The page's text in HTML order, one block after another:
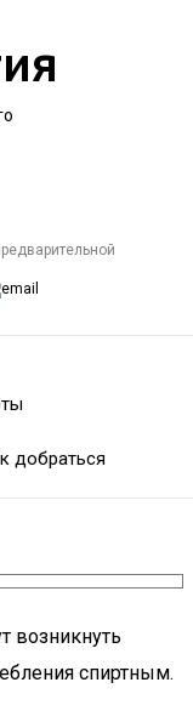
добраться
возникнуть
спиртным.